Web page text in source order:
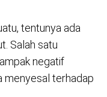
tentunya ada
Salah satu
negatif
menyesal terhadap